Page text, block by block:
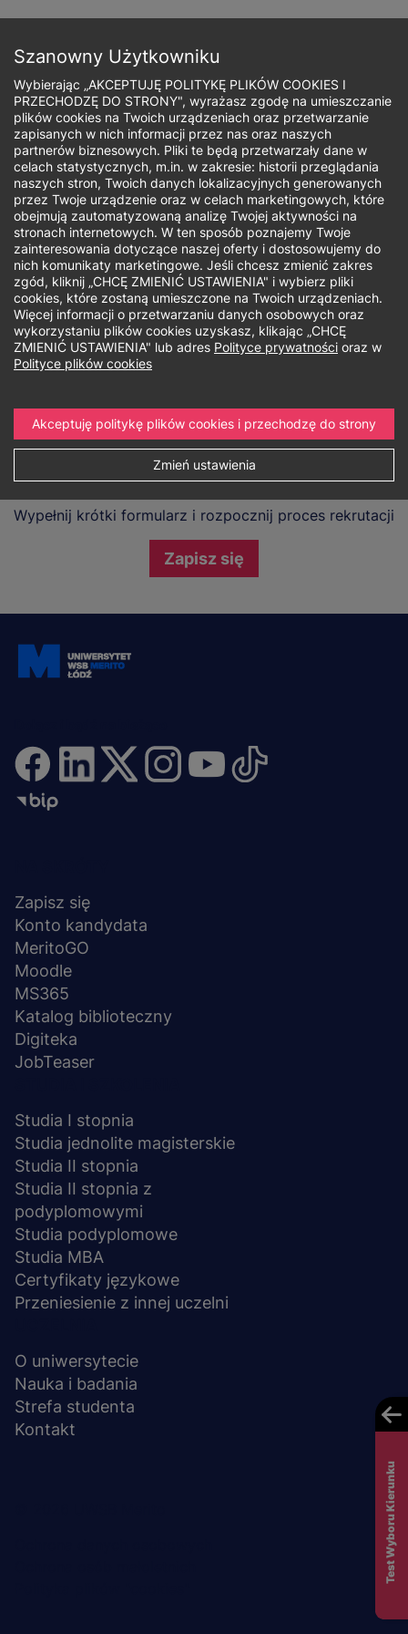
treści
Ścieżka
nawigacyjna
Jaki rodzaj studiów Cię interesuje?
-- wybierz --
Masz wątpliwości?
Nie wiesz, który kierunek jest dla Ciebie?
Porozmawiaj z nami na czacie
lub wybierz inną formę
Już wiesz, co chcesz studiować?
Wypełnij krótki formularz i rozpocznij proces rekrutacji
Zapisz się
stopka
Zapisz się
Konto kandydata
MeritoGO
Moodle
MS365
Katalog biblioteczny
Digiteka
JobTeaser
Studia I stopnia
Studia jednolite magisterskie
Studia II stopnia
Studia II stopnia z
podyplomowymi
Studia podyplomowe
Studia MBA
Certyfikaty językowe
Przeniesienie z innej uczelni
O uniwersytecie
Nauka i badania
Strefa studenta
Kontakt
Test Wyboru Kierunku
Szanowny Użytkowniku
Wybierając „AKCEPTUJĘ POLITYKĘ PLIKÓW COOKIES I
PRZECHODZĘ DO STRONY", wyrażasz zgodę na umieszczanie
plików cookies na Twoich urządzeniach oraz przetwarzanie
zapisanych w nich informacji przez nas oraz naszych
partnerów biznesowych. Pliki te będą przetwarzały dane w
celach statystycznych, m.in. w zakresie: historii przeglądania
naszych stron, Twoich danych lokalizacyjnych generowanych
przez Twoje urządzenie oraz w celach marketingowych, które
obejmują zautomatyzowaną analizę Twojej aktywności na
stronach internetowych. W ten sposób poznajemy Twoje
zainteresowania dotyczące naszej oferty i dostosowujemy do
nich komunikaty marketingowe. Jeśli chcesz zmienić zakres
zgód, kliknij „CHCĘ ZMIENIĆ USTAWIENIA" i wybierz pliki
cookies, które zostaną umieszczone na Twoich urządzeniach.
Więcej informacji o przetwarzaniu danych osobowych oraz
wykorzystaniu plików cookies uzyskasz, klikając „CHCĘ
ZMIENIĆ USTAWIENIA" lub adres Polityce prywatności oraz w
Polityce plików cookies
Zmień ustawienia
Akceptuję politykę plików cookies i przechodzę do strony